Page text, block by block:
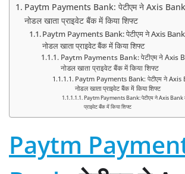
Paytm Payments Bank: पेटीएम ने Axis Bank
नोडल खाता प्राइवेट बैंक में किया शिफ्ट
Paytm Payments Bank: पेटीएम ने Axis Bank
नोडल खाता प्राइवेट बैंक में किया शिफ्ट
Paytm Payments Bank: पेटीएम ने Axis
नोडल खाता प्राइवेट बैंक में किया शिफ्ट
Paytm Payments Bank: पेटीएम ने Axis
नोडल खाता प्राइवेट बैंक में किया शिफ्ट
Paytm Payments Bank: पेटीएम ने Axis Bank
प्राइवेट बैंक में किया शिफ्ट
Paytm